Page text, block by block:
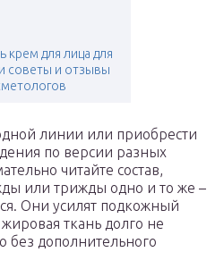
крем для лица для
советы и отзывы
линии или приобрести
по версии разных
читайте состав,
или трижды одно и то же –
Они усилят подкожный
ткань долго не
без дополнительного